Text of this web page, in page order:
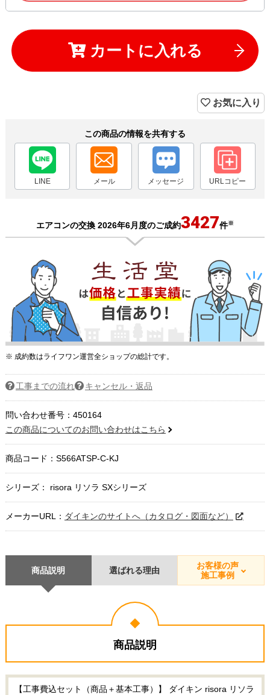
カートに入れる
お気に入り
この商品の情報を共有する
LINE メール メッセージ URLコピー
エアコンの交換 2026年6月度のご成約3427件※
※ 成約数はライフワン運営全ショップの総計です。
工事までの流れ キャンセル・返品
問い合わせ番号：450164
この商品についてのお問い合わせはこちら
商品コード： S566ATSP-C-KJ
シリーズ： risora リソラ SXシリーズ
メーカーURL： ダイキンのサイトへ（カタログ・図面など）
商品説明 選ばれる理由
お客様の声
施工事例
商品説明
【工事費込セット（商品＋基本工事）】 ダイキン risora リソラ